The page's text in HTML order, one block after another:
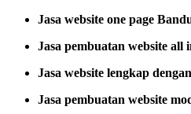
Jasa website one page
Jasa pembuatan website all
Jasa website lengkap
Jasa pembuatan website